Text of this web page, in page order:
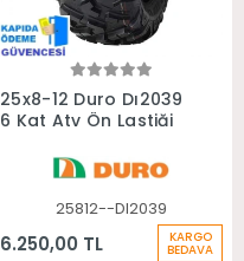
Sepete Ekle
25x8-12 Duro Dı2039
6 Kat Atv Ön Lastiği
25812--DI2039
6.250,00 TL KARGO
BEDAVA